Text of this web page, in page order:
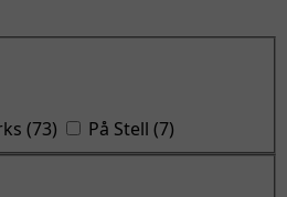
(73) På Stell (7)